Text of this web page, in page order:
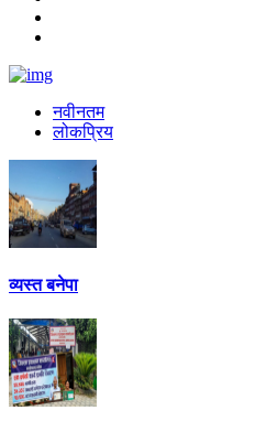
नवीनतम
लोकप्रिय
व्यस्त बनेपा